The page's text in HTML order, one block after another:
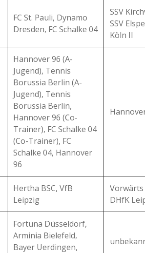
FC St. Pauli, Dynamo
Dresden, FC Schalke 04
SSV
SSV
Köln II
Hannover 96 (A-
Jugend), Tennis
Borussia Berlin (A-
Jugend), Tennis
Borussia Berlin,
Hannover 96 (Co-
Trainer), FC Schalke 04
(Co-Trainer), FC
Schalke 04, Hannover
96
Hertha BSC, VfB
Leipzig
DHfK
Fortuna Düsseldorf,
Arminia Bielefeld,
Bayer Uerdingen,